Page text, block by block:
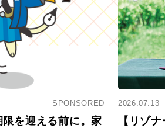
SPONSORED
を迎える前に。家
2026.07.13
【リゾ